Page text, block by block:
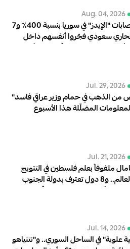
Aug. 04, 2026
ارتفاع إصابات "الإيدز" في سوريا بنسبة 400٪ و7
سعودي فجّروا أنفسهم داخل
Jul. 29, 2026
من الذهب في حمام وزير عراقي فاسد"
المضلّلة هذا الأسبوع
Jul. 21, 2026
ملفوفاً بعلم فلسطين في التتويج
بكأس العالم.. و8 دول تعترف بدولة الجنوب
Jul. 14, 2026
علوية" في الساحل السوري.. و"نتنياهو